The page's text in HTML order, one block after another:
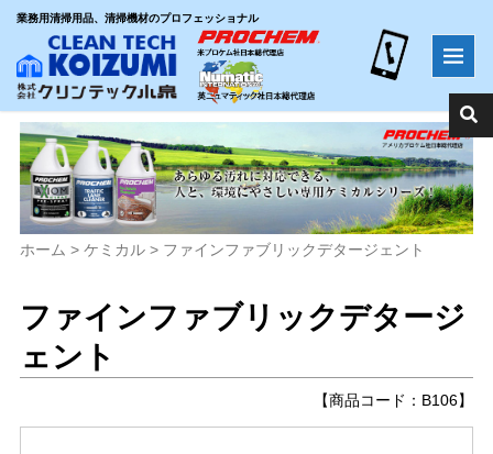
業務用清掃用品、清掃機材のプロフェッショナル
ホーム > ケミカル> ファインファブリックデタージェント
ファインファブリックデタージ
ェント
【商品コード：B106】